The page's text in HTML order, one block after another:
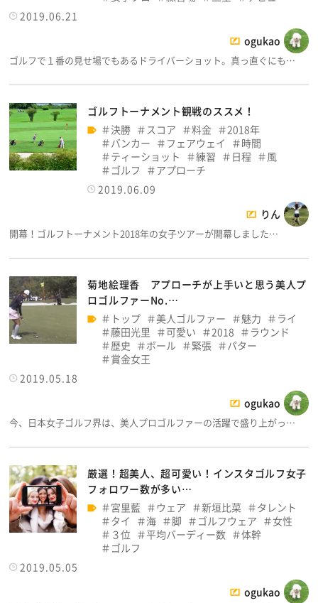
2019.06.21
ogukao
ゴルフで１番の見せ場でもあるドライバーショット。真っ直ぐにも…
ゴルフトーナメント観戦のススメ！
決勝
スコア 料金
2018年
バンカー
フェアウェイ
時間
ティーショット
練習 日程
風
ゴルフ
アプローチ
2019.06.09
りん
開幕！ゴルフトーナメント2018年の女子ツアーが開幕しました…
菊地絵理香 アプローチが上手いと思う美人プ
ロゴルファーNo.…
トップ
美人ゴルファー 魅力
ライ
藤田光里
可愛い 2018
ラウンド
歴史
ボール 緊張
パター
賞金女王
2019.05.18
ogukao
今、日本女子ゴルフ界は、美人プロゴルファーの活躍で盛り上がっ…
厳選！超美人、超可愛い！インスタゴルフ女子
フォロワー数が多い…
宮里藍
ウェア 新垣比菜
タレント
タイ
海 脚 ゴルフウェア
女性
３位
平均バーディー数
体幹
ゴルフ
2019.05.05
ogukao